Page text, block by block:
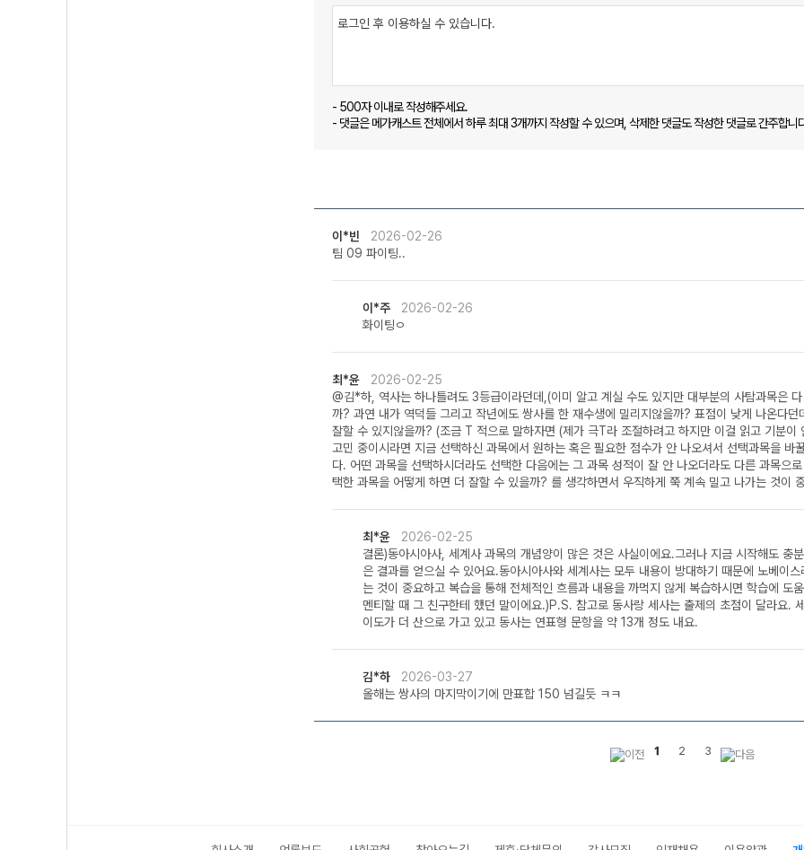
- 500자 이내로 작성해주세요.
- 댓글은 메가캐스트 전체에서 하루 최대 3개까지 작성할 수 있으며, 삭제한 댓글도 작성한 댓글로 간주합니
이*빈 2026-02-26
팀 09 파이팅..
이*주 2026-02-26
화이팅ㅇ
최*윤 2026-02-25
@김*하, 역사는 하나틀려도 3등급이라던데,(이미 알고 계실 수도 있지만 대부분의 사탐과목은
까? 과연 내가 역덕들 그리고 작년에도 쌍사를 한 재수생에 밀리지않을까? 표점이 낮게 나온다
잘할 수 있지않을까? (조금 T 적으로 말하자면 (제가 극T라 조절하려고 하지만 이걸 읽고 기분이
고민 중이시라면 지금 선택하신 과목에서 원하는 혹은 필요한 점수가 안 나오셔서 선택과목을 바
다. 어떤 과목을 선택하시더라도 선택한 다음에는 그 과목 성적이 잘 안 나오더라도 다른 과목으
택한 과목을 어떻게 하면 더 잘할 수 있을까? 를 생각하면서 우직하게 쭉 계속 밀고 나가는 것이
최*윤 2026-02-25
결론)동아시아사, 세계사 과목의 개념양이 많은 것은 사실이에요.그러나 지금 시작해도 충
은 결과를 얻으실 수 있어요.동아시아사와 세계사는 모두 내용이 방대하기 때문에 노베이
는 것이 중요하고 복습을 통해 전체적인 흐름과 내용을 까먹지 않게 복습하시면 학습에 도
멘티할 때 그 친구한테 했던 말이에요.)P.S. 참고로 동사랑 세사는 출제의 초점이 달라요.
이도가 더 산으로 가고 있고 동사는 연표형 문항을 약 13개 정도 내요.
김*하 2026-03-27
올해는 쌍사의 마지막이기에 만표합 150 넘길듯 ㅋㅋ
1 2 3